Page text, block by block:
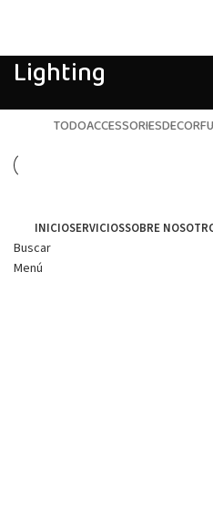
INICIOSERVICIOSSOBRE
Buscar
Menú
Lighting
TODOACCESSORIESDECOR